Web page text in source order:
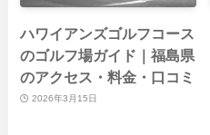
ハワイアンズゴルフコース
のゴルフ場ガイド｜福島県
のアクセス・料金・口コミ
2026年3月15日